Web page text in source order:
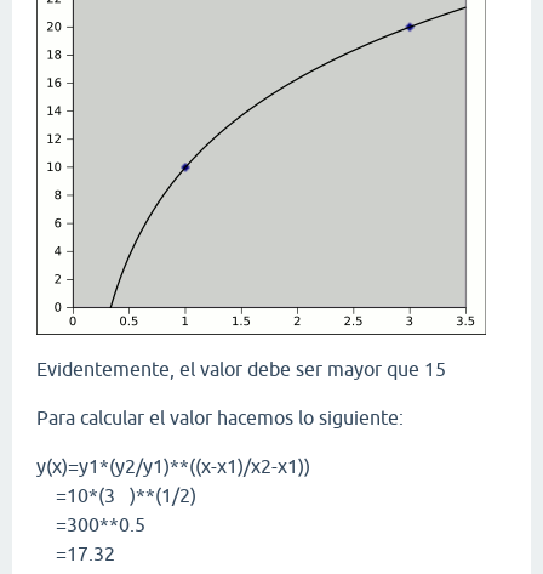
Evidentemente, el valor debe ser mayor que 15
Para calcular el valor hacemos lo siguiente:
y(x)=y1*(y2/y1)**((x-x1)/x2-x1))
=10*(3 )**(1/2)
=300**0.5
=17.32